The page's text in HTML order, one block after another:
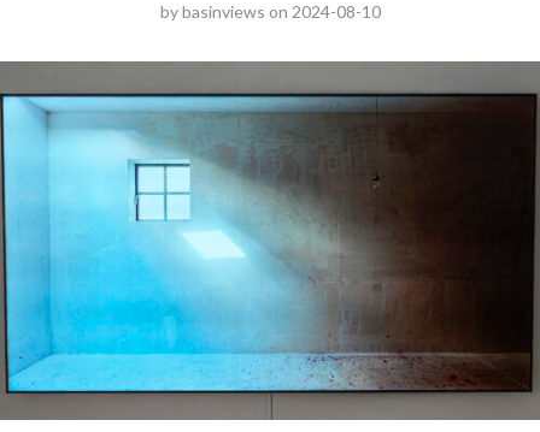
bybasinviews on 2024-08-10